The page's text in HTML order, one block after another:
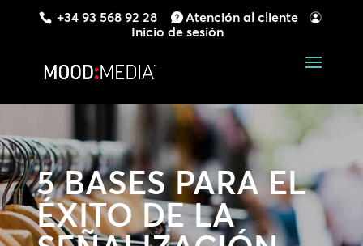
+34 93 568 92 28
Atención al cliente
Inicio de sesión
5 BASES PARA EL
ÉXITO DE LA